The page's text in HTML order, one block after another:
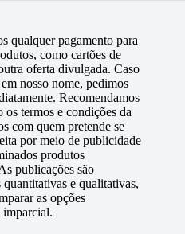
qualquer pagamento para
como cartões de
oferta divulgada. Caso
nosso nome, pedimos
Recomendamos
termos e condições da
com quem pretende se
por meio de publicidade
produtos
publicações são
quantitativas e qualitativas,
as opções
imparcial.